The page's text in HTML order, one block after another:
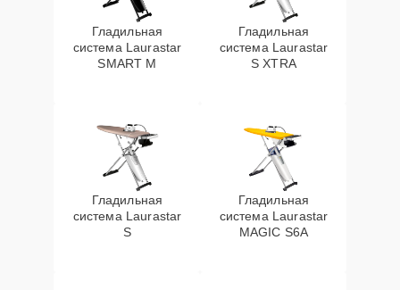
Гладильная
система Laurastar
SMART M
Гладильная
система Laurastar
S XTRA
Гладильная
система Laurastar
S
Гладильная
система Laurastar
MAGIC S6A